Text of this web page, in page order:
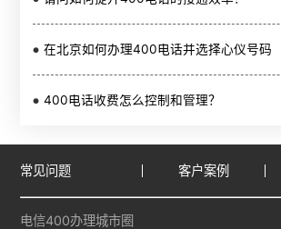
在北京如何办理400电话并选择心仪号码
400电话收费怎么控制和管理？
常见问题 客户案例
电信400办理城市圈